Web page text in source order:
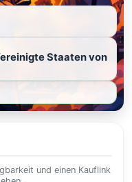
Staaten von
und einen Kauflink